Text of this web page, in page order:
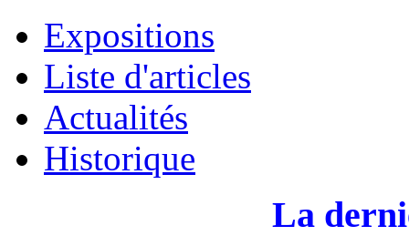
Expositions
Liste d'articles
Actualités
Historique
La